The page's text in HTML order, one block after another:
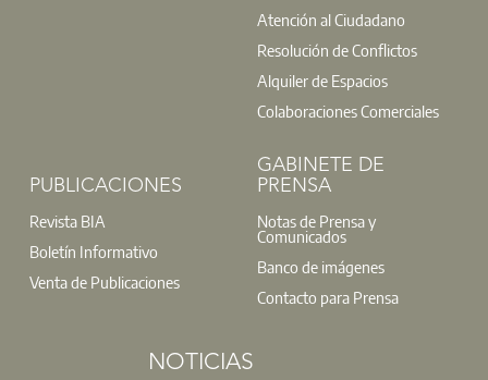
Atención al Ciudadano
Resolución de Conflictos
Alquiler de Espacios
Colaboraciones Comerciales
PUBLICACIONES
Revista BIA
Boletín Informativo
Venta de Publicaciones
GABINETE DE
PRENSA
Notas de Prensa y
Comunicados
Banco de imágenes
Contacto para Prensa
NOTICIAS